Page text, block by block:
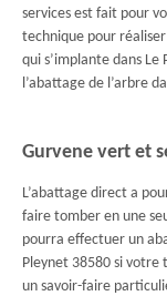
services est fait pour
technique pour
qui s’implante dans Le
l’abattage de l’arbre
Gurvene vert et
L’abattage direct a
faire tomber en une
pourra effectuer un
Pleynet 38580 si votre
un savoir-faire